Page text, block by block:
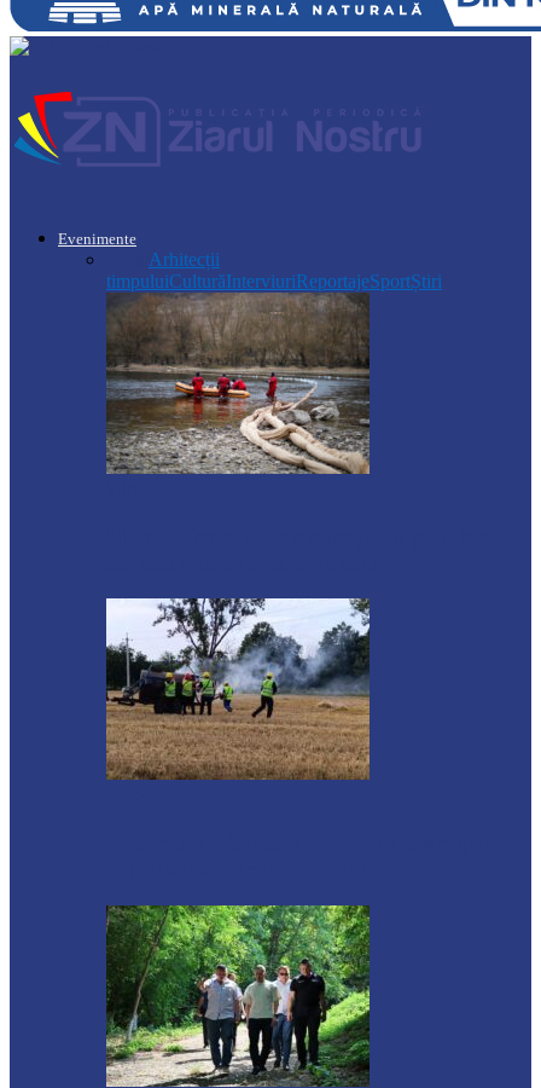
Evenimente
Arhitecții
timpuluiCulturăInterviuriReportajeSportȘtiri